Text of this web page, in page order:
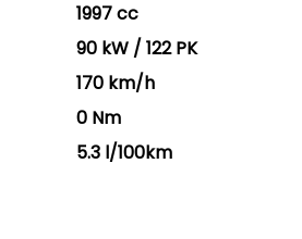
1997 cc
90 kW / 122 PK
170 km/h
0 Nm
5.3 l/100km